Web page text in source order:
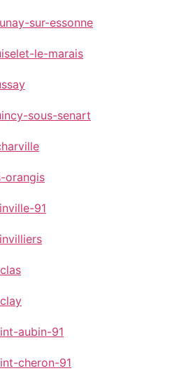
sur-essonne
le-marais
sous-senart
orangis
91
aubin-91
cheron-91